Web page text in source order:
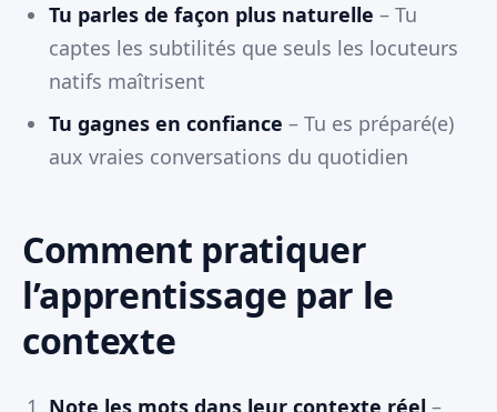
Tu parles de façon plus naturelle – Tu
captes les subtilités que seuls les locuteurs
natifs maîtrisent
Tu gagnes en confiance – Tu es préparé(e)
aux vraies conversations du quotidien
Comment pratiquer
l’apprentissage par le
contexte